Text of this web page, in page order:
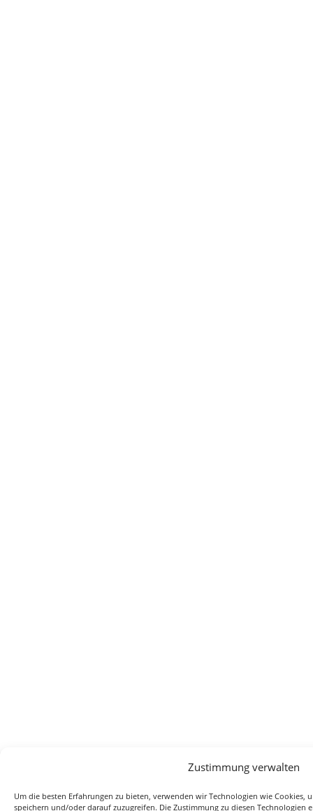
Zustimmung verwalten
Um die besten Erfahrungen zu bieten, verwenden wir Technologien wie Cookies,
speichern und/oder darauf zuzugreifen. Die Zustimmung zu diesen Technologien